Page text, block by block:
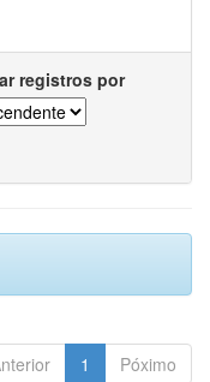
registros por
1 Póximo